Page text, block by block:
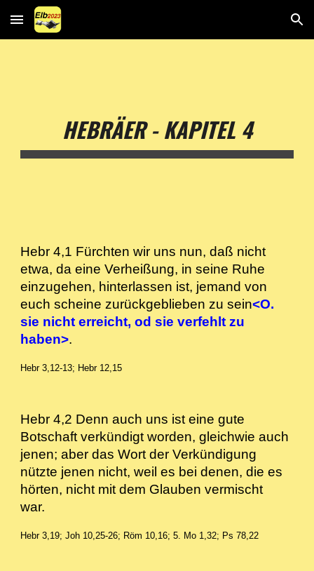
Skip to main content Skip to navigation
HEBRÄER - KAPITEL 4
Hebr 4,1 Fürchten wir uns nun, daß nicht
etwa, da eine Verheißung, in seine Ruhe
einzugehen, hinterlassen ist, jemand von
euch scheine zurückgeblieben zu sein<O.
sie nicht erreicht, od sie verfehlt zu
haben>.
Hebr 3,12-13; Hebr 12,15
Hebr 4,2 Denn auch uns ist eine gute
Botschaft verkündigt worden, gleichwie auch
jenen; aber das Wort der Verkündigung
nützte jenen nicht, weil es bei denen, die es
hörten, nicht mit dem Glauben vermischt
war.
Hebr 3,19; Joh 10,25-26; Röm 10,16; 5. Mo 1,32; Ps 78,22